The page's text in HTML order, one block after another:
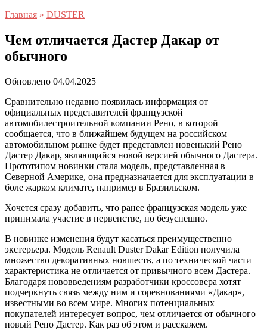
Главная » DUSTER
Чем отличается Дастер Дакар от
обычного
Обновлено 04.04.2025
Сравнительно недавно появилась информация от
официальных представителей французской
автомобилестроительной компании Рено, в которой
сообщается, что в ближайшем будущем на российском
автомобильном рынке будет представлен новенький Рено
Дастер Дакар, являющийся новой версией обычного Дастера.
Прототипом новинки стала модель, представленная в
Северной Америке, она предназначается для эксплуатации в
боле жарком климате, например в Бразильском.
Хочется сразу добавить, что ранее французская модель уже
принимала участие в первенстве, но безуспешно.
В новинке изменения будут касаться преимущественно
экстерьера. Модель Renault Duster Dakar Edition получила
множество декоративных новшеств, а по технической части
характеристика не отличается от привычного всем Дастера.
Благодаря нововведениям разработчики кроссовера хотят
подчеркнуть связь между ним и соревнованиями «Дакар»,
известными во всем мире. Многих потенциальных
покупателей интересует вопрос, чем отличается от обычного
новый Рено Дастер. Как раз об этом и расскажем.